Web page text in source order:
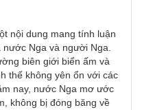
nội dung mang tính luận
Nga và người Nga.
biên giới biển ấm và
thế không yên ổn với các
nay, nước Nga mơ ước
không bị đóng băng về